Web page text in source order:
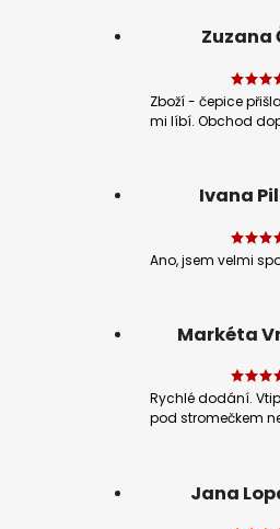
Zuzana
Zboží - čepice
mi líbí. Obchod
Ivana
Ano, jsem velmi
Markéta
Rychlé dodání.
pod stromečkem
Jana